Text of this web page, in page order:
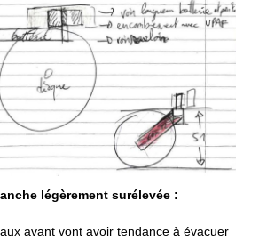
légèrement surélevée :
avant vont avoir tendance à évacuer